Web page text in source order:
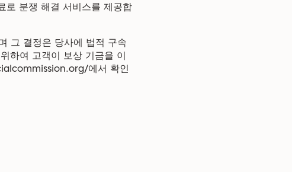
로 분쟁 해결 서비스를 제공합
그 결정은 당사에 법적 구속
하여 고객이 보상 기금을 이
에서 확인